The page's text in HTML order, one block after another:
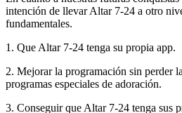
intención de llevar Altar 7-24 a otro
fundamentales.
1. Que Altar 7-24 tenga su propia app.
2. Mejorar la programación sin perder
programas especiales de adoración.
3. Conseguir que Altar 7-24 tenga sus